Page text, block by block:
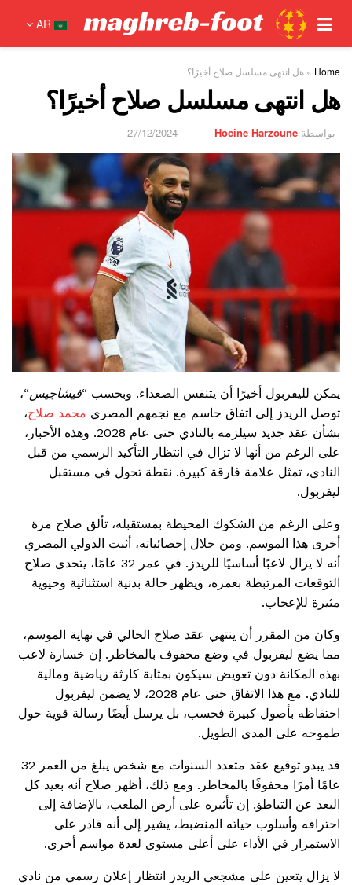
AR
Home
» هل انتهى مسلسل صلاح أخيرًا؟
هل انتهى مسلسل صلاح أخيرًا؟
بواسطة Hocine Harzoune
27/12/2024
يمكن لليفربول أخيرًا أن يتنفس الصعداء. وبحسب “فيشاجيس“،
توصل الريدز إلى اتفاق حاسم مع نجمهم المصري محمد صلاح،
بشأن عقد جديد سيلزمه بالنادي حتى عام 2028. وهذه الأخبار،
على الرغم من أنها لا تزال في انتظار التأكيد الرسمي من قبل
النادي، تمثل علامة فارقة كبيرة. نقطة تحول في مستقبل
ليفربول.
وعلى الرغم من الشكوك المحيطة بمستقبله، تألق صلاح مرة
أخرى هذا الموسم. ومن خلال إحصائياته، أثبت الدولي المصري
أنه لا يزال لاعبًا أساسيًا للريدز. في عمر 32 عامًا، يتحدى صلاح
التوقعات المرتبطة بعمره، ويظهر حالة بدنية استثنائية وحيوية
مثيرة للإعجاب.
وكان من المقرر أن ينتهي عقد صلاح الحالي في نهاية الموسم،
مما يضع ليفربول في وضع محفوف بالمخاطر. إن خسارة لاعب
بهذه المكانة دون تعويض سيكون بمثابة كارثة رياضية ومالية
للنادي. مع هذا الاتفاق حتى عام 2028، لا يضمن ليفربول
احتفاظه بأصول كبيرة فحسب، بل يرسل أيضًا رسالة قوية حول
طموحه على المدى الطويل.
قد يبدو توقيع عقد متعدد السنوات مع شخص يبلغ من العمر 32
عامًا أمرًا محفوفًا بالمخاطر. ومع ذلك، أظهر صلاح أنه بعيد كل
البعد عن التباطؤ. إن تأثيره على أرض الملعب، بالإضافة إلى
احترافه وأسلوب حياته المنضبط، يشير إلى أنه قادر على
الاستمرار في الأداء على أعلى مستوى لعدة مواسم أخرى.
لا يزال يتعين على مشجعي الريدز انتظار إعلان رسمي من نادي